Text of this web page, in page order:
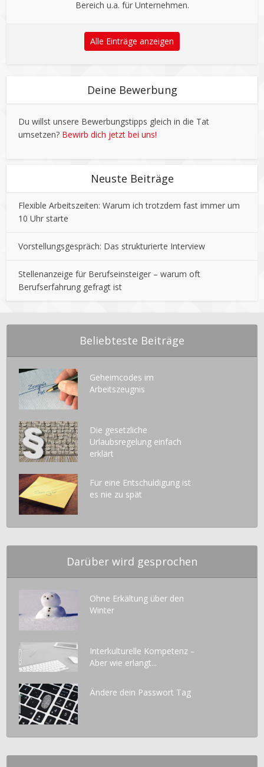
Bereich u.a. für Unternehmen.
Alle Einträge anzeigen
Deine Bewerbung
Du willst unsere Bewerbungstipps gleich in die Tat
umsetzen? Bewirb dich jetzt bei uns!
Neuste Beiträge
Flexible Arbeitszeiten: Warum ich trotzdem fast immer um
10 Uhr starte
Vorstellungsgespräch: Das strukturierte Interview
Stellenanzeige für Berufseinsteiger – warum oft
Berufserfahrung gefragt ist
Beliebteste Beiträge
Geheimcodes im
Arbeitszeugnis
Die gesetzliche
Urlaubsregelung einfach
erklärt
Für eine Entschuldigung ist
es nie zu spät
Darüber wird gesprochen
Ohne Erkältung über den
Winter
Interkulturelle Kompetenz –
Aber wie erlangt...
Ändere dein Passwort Tag